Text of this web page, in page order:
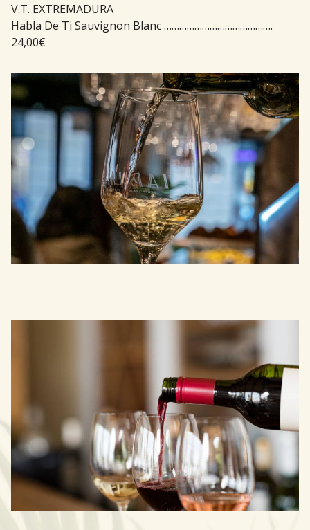
V.T. EXTREMADURA
Habla De Ti Sauvignon Blanc …………………………………….
24,00€